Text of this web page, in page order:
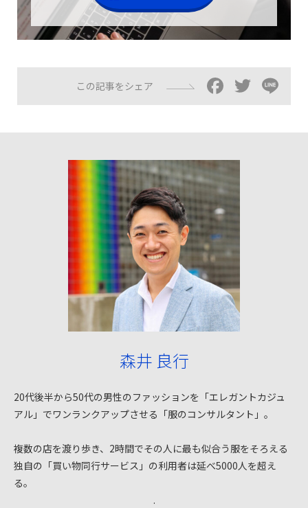
この記事をシェア
森井 良行
20代後半から50代の男性のファッションを「エレガントカジュ
アル」でワンランクアップさせる「服のコンサルタント」。
複数の店を渡り歩き、2時間でその人に最も似合う服をそろえる
独自の「買い物同行サービス」の利用者は延べ5000人を超え
る。
.